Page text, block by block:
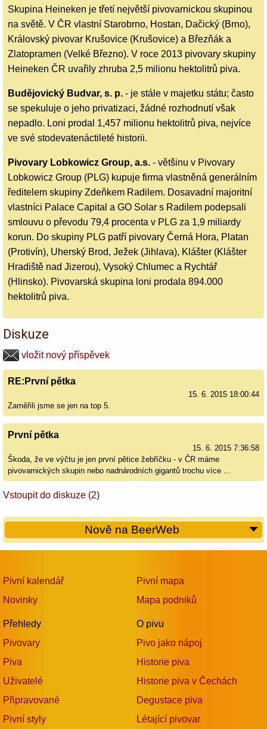
Skupina Heineken je třetí největší pivovarnickou skupinou
na světě. V ČR vlastní Starobrno, Hostan, Dačický (Brno),
Královský pivovar Krušovice (Krušovice) a Březňák a
Zlatopramen (Velké Březno). V roce 2013 pivovary skupiny
Heineken ČR uvařily zhruba 2,5 milionu hektolitrů piva.
Budějovický Budvar, s. p. - je stále v majetku státu; často
se spekuluje o jeho privatizaci, žádné rozhodnutí však
nepadlo. Loni prodal 1,457 milionu hektolitrů piva, nejvíce
ve své stodevatenáctileté historii.
Pivovary Lobkowicz Group, a.s. - většinu v Pivovary
Lobkowicz Group (PLG) kupuje firma vlastněná generálním
ředitelem skupiny Zdeňkem Radilem. Dosavadní majoritní
vlastníci Palace Capital a GO Solar s Radilem podepsali
smlouvu o převodu 79,4 procenta v PLG za 1,9 miliardy
korun. Do skupiny PLG patří pivovary Černá Hora, Platan
(Protivín), Uherský Brod, Ježek (Jihlava), Klášter (Klášter
Hradiště nad Jizerou), Vysoký Chlumec a Rychtář
(Hlinsko). Pivovarská skupina loni prodala 894.000
hektolitrů piva.
Diskuze
vložit nový příspěvek
RE:První pětka
15. 6. 2015 18:00:44
Zaměřili jsme se jen na top 5.
První pětka
15. 6. 2015 7:36:58
Škoda, že ve výčtu je jen první pětice žebříčku - v ČR máme
pivovarnických skupin nebo nadnárodních gigantů trochu více ...
Vstoupit do diskuze (2)
Nově na BeerWeb
Pivní kalendář
Novinky
Přehledy
Pivovary
Piva
Uživatelé
Připravované
Pivní styly
Pivní mapa
Mapa podniků
O pivu
Pivo jako nápoj
Historie piva
Historie piva v Čechách
Degustace piva
Létající pivovar